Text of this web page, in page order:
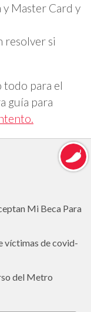
Master Card y
resolver si
todo para el
guía para
Mi Beca Para
víctimas de covid-
del Metro